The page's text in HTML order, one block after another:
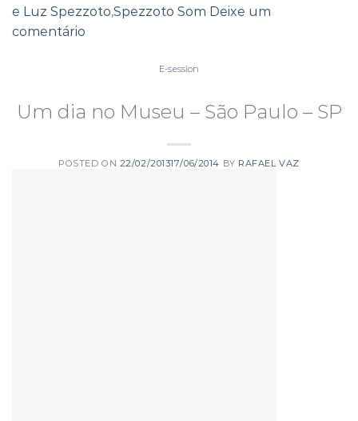
e Luz Spezzoto,Spezzoto Som Deixe um
comentário
E-session
Um dia no Museu – São Paulo – SP
POSTED ON 22/02/201317/06/2014 BY RAFAEL VAZ